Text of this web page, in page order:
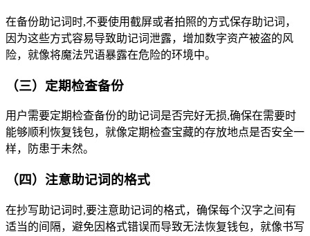
在备份助记词时,不要使用截屏或者拍照的方式保存助记词，
因为这些方式容易导致助记词泄露，增加数字资产被盗的风
险，就像将魔法咒语暴露在危险的环境中。
（三）定期检查备份
用户需要定期检查备份的助记词是否完好无损,确保在需要时
能够顺利恢复钱包，就像定期检查宝藏的存放地点是否安全一
样，防患于未然。
（四）注意助记词的格式
在抄写助记词时,要注意助记词的格式，确保每个汉字之间有
适当的间隔，避免因格式错误而导致无法恢复钱包，就像书写